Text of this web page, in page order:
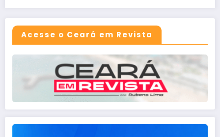
Acesse o Ceará em Revista